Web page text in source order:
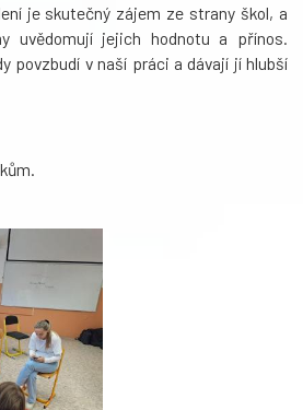
je skutečný zájem ze strany škol, a
uvědomují jejich hodnotu a přínos.
povzbudí v naší práci a dávají jí hlubší